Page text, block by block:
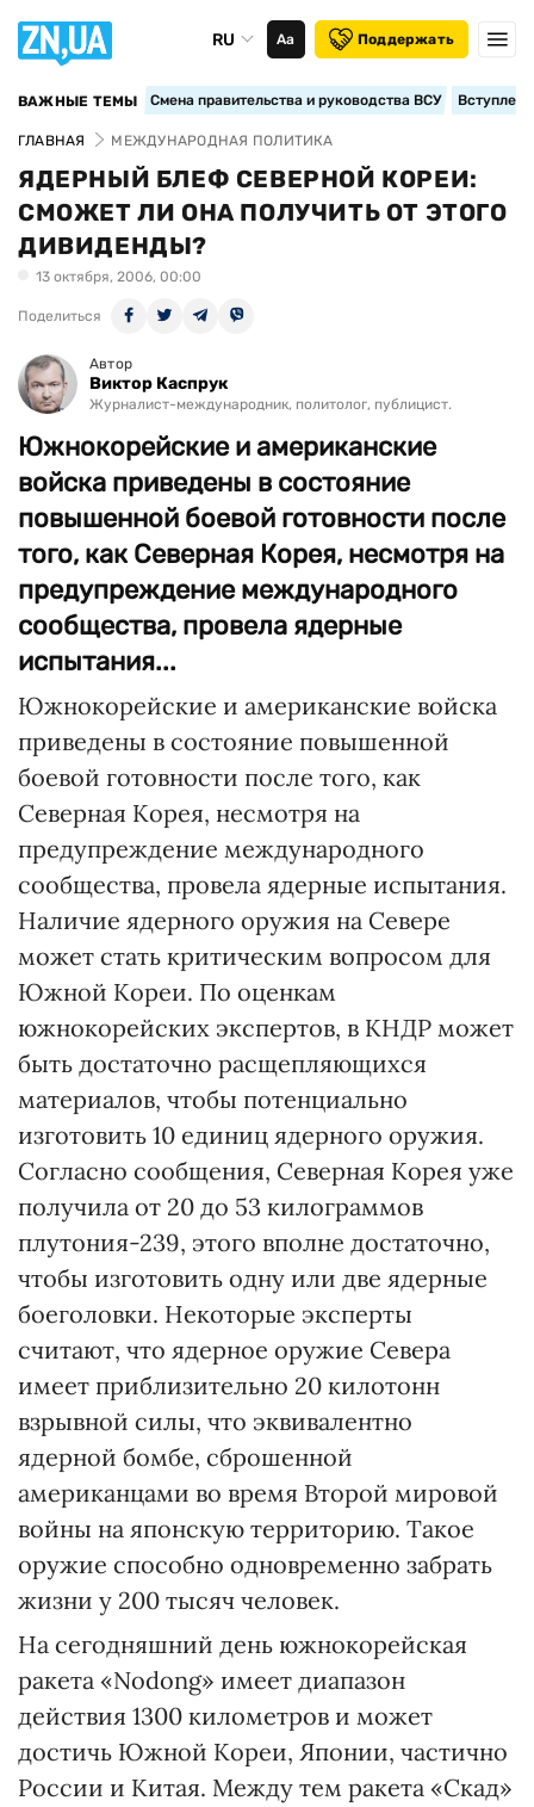
RU Аа Поддержать
ВАЖНЫЕ ТЕМЫ Смена правительства и руководства ВСУ
ГЛАВНАЯ МЕЖДУНАРОДНАЯ ПОЛИТИКА
ЯДЕРНЫЙ БЛЕФ СЕВЕРНОЙ КОРЕИ:
СМОЖЕТ ЛИ ОНА ПОЛУЧИТЬ ОТ ЭТОГО
ДИВИДЕНДЫ?
13 октября, 2006, 00:00
Поделиться
Автор
Виктор Каспрук
Журналист-международник, политолог, публицист.
Южнокорейские и американские
войска приведены в состояние
повышенной боевой готовности после
того, как Северная Корея, несмотря на
предупреждение международного
сообщества, провела ядерные
испытания...
Южнокорейские и американские войска
приведены в состояние повышенной
боевой готовности после того, как
Северная Корея, несмотря на
предупреждение международного
сообщества, провела ядерные испытания.
Наличие ядерного оружия на Севере
может стать критическим вопросом для
Южной Кореи. По оценкам
южнокорейских экспертов, в КНДР может
быть достаточно расщепляющихся
материалов, чтобы потенциально
изготовить 10 единиц ядерного оружия.
Согласно сообщения, Северная Корея уже
получила от 20 до 53 килограммов
плутония-239, этого вполне достаточно,
чтобы изготовить одну или две ядерные
боеголовки. Некоторые эксперты
считают, что ядерное оружие Севера
имеет приблизительно 20 килотонн
взрывной силы, что эквивалентно
ядерной бомбе, сброшенной
американцами во время Второй мировой
войны на японскую территорию. Такое
оружие способно одновременно забрать
жизни у 200 тысяч человек.
На сегодняшний день южнокорейская
ракета «Nodong» имеет диапазон
действия 1300 километров и может
достичь Южной Кореи, Японии, частично
России и Китая. Между тем ракета «Скад»